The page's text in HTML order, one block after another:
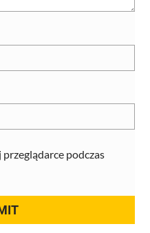
podczas